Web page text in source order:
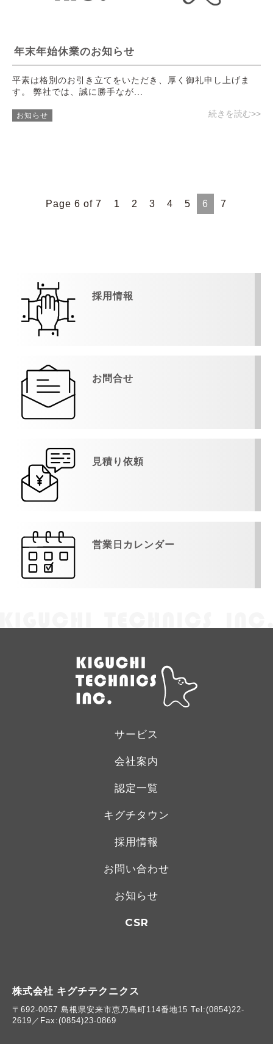
年末年始休業のお知らせ
平素は格別のお引き立てをいただき、厚く御礼申し上げま
す。 弊社では、誠に勝手なが...
お知らせ 続きを読む>>
Page 6 of 7 1 2 3 4 5 6 7
採用情報
お問合せ
見積り依頼
営業日カレンダー
サービス
会社案内
認定一覧
キグチタウン
採用情報
お問い合わせ
お知らせ
CSR
株式会社 キグチテクニクス
〒692-0057 島根県安来市恵乃島町114番地15 Tel:(0854)22-
2619／Fax:(0854)23-0869